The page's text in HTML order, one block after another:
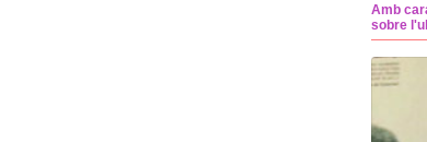
Amb
sobre